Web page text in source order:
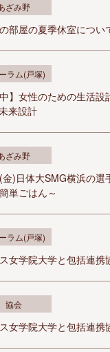
ざみ野
部屋の夏季休室につ
ラム(戸塚)
】女性のための生活
来設計
ざみ野
金)日体大SMG横浜の
単ごはん～
ラム(戸塚)
女学院大学と包括連
協会
女学院大学と包括連